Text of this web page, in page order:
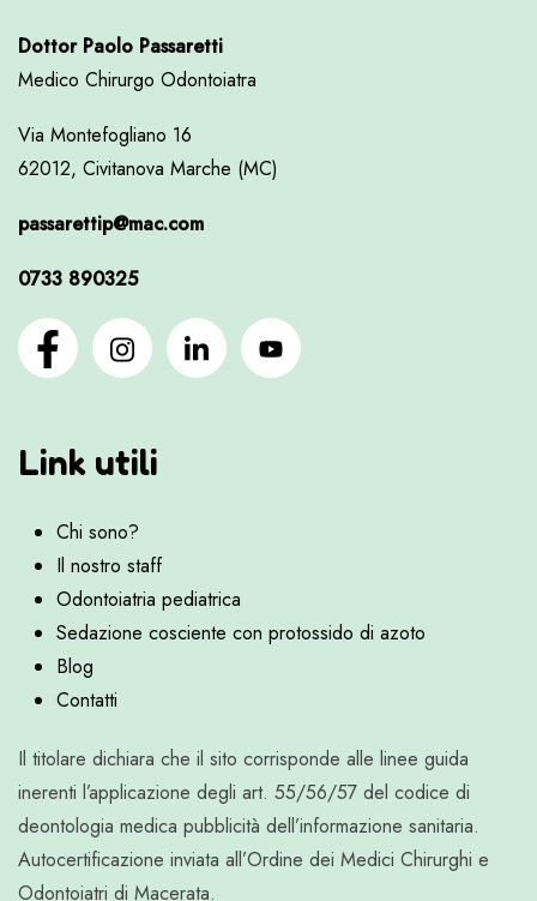
Dottor Paolo Passaretti
Medico Chirurgo Odontoiatra
Via Montefogliano 16
62012, Civitanova Marche (MC)
passarettip@mac.com
0733 890325
Link utili
Chi sono?
Il nostro staff
Odontoiatria pediatrica
Sedazione cosciente con protossido di azoto
Blog
Contatti
Il titolare dichiara che il sito corrisponde alle linee guida
inerenti l’applicazione degli art. 55/56/57 del codice di
deontologia medica pubblicità dell’informazione sanitaria.
Autocertificazione inviata all’Ordine dei Medici Chirurghi e
Odontoiatri di Macerata.